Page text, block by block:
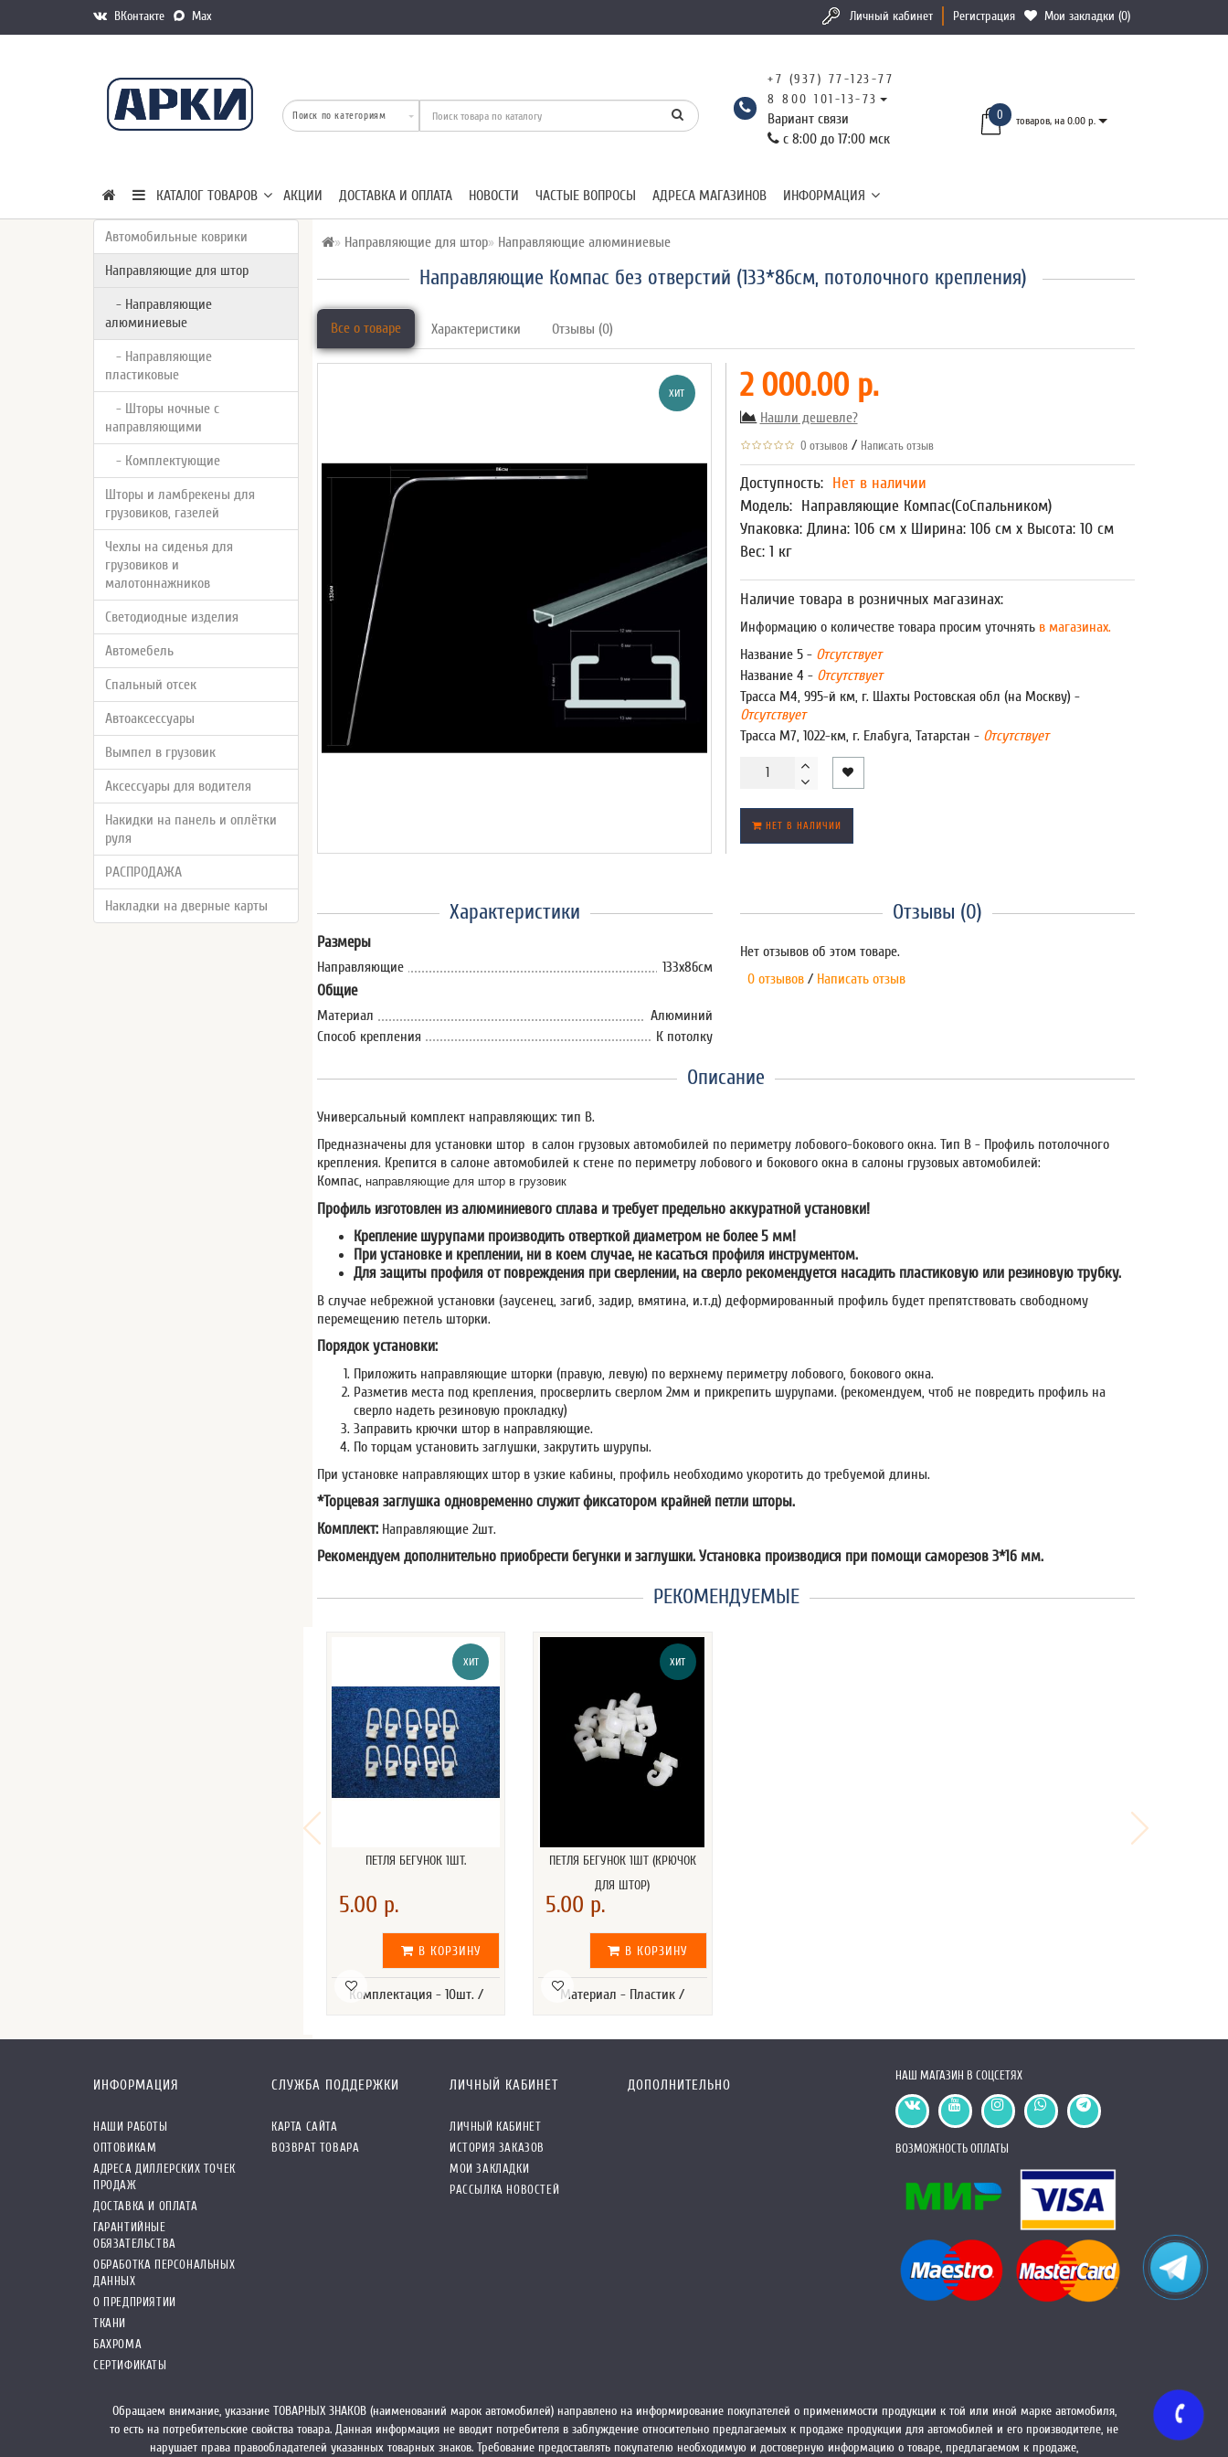
ВКонтакте Max Личный кабинет Регистрация Мои закладки (0)
+7 (937) 77-123-77
8 800 101-13-73
Вариант связи
с 8:00 до 17:00 мск
0 товаров, на 0.00 р.
КАТАЛОГ ТОВАРОВ АКЦИИ ДОСТАВКА И ОПЛАТА НОВОСТИ ЧАСТЫЕ ВОПРОСЫ АДРЕСА МАГАЗИНОВ ИНФОРМАЦИЯ
Автомобильные коврики
Направляющие для штор
- Направляющие
алюминиевые
- Направляющие
пластиковые
- Шторы ночные с
направляющими
- Комплектующие
Шторы и ламбрекены для
грузовиков, газелей
Чехлы на сиденья для
грузовиков и
малотоннажников
Светодиодные изделия
Автомебель
Спальный отсек
Автоаксессуары
Вымпел в грузовик
Аксессуары для водителя
Накидки на панель и оплётки
руля
РАСПРОДАЖА
Накладки на дверные карты
Направляющие для штор Направляющие алюминиевые
Направляющие Компас без отверстий (133*86см, потолочного крепления)
Все о товаре Характеристики Отзывы (0)
ХИТ 2 000.00 р.
Нашли дешевле?
0 отзывов / Написать отзыв
Доступность: Нет в наличии
Модель: Направляющие Компас(СоСпальником)
Упаковка: Длина: 106 см x Ширина: 106 см x Высота: 10 см
Вес: 1 кг
Наличие товара в розничных магазинах:
Информацию о количестве товара просим уточнятьв магазинах.
Название 5 - Отсутствует
Название 4 - Отсутствует
Трасса М4, 995-й км, г. Шахты Ростовская обл (на Москву) -
Отсутствует
Трасса М7, 1022-км, г. Елабуга, Татарстан - Отсутствует
НЕТ В НАЛИЧИИ
Характеристики
Размеры
Направляющие 133х86см
Общие
Материал
Алюминий
Способ крепления
К потолку
Отзывы (0)
Нет отзывов об этом товаре.
0 отзывов / Написать отзыв
Описание
Универсальный комплект направляющих: тип В.
Предназначены для установки штор в салон грузовых автомобилей по периметру лобового-бокового окна. Тип В - Профиль потолочного
крепления. Крепится в салоне автомобилей к стене по периметру лобового и бокового окна в салоны грузовых автомобилей:
Компас, направляющие для штор в грузовик
Профиль изготовлен из алюминиевого сплава и требует предельно аккуратной установки!
Крепление шурупами производить отверткой диаметром не более 5 мм!
При установке и креплении, ни в коем случае, не касаться профиля инструментом.
Для защиты профиля от повреждения при сверлении, на сверло рекомендуется насадить пластиковую или резиновую трубку.
В случае небрежной установки (заусенец, загиб, задир, вмятина, и.т.д) деформированный профиль будет препятствовать свободному
перемещению петель шторки.
Порядок установки:
Приложить направляющие шторки (правую, левую) по верхнему периметру лобового, бокового окна.
Разметив места под крепления, просверлить сверлом 2мм и прикрепить шурупами. (рекомендуем, чтоб не повредить профиль на
сверло надеть резиновую прокладку)
Заправить крючки штор в направляющие.
По торцам установить заглушки, закрутить шурупы.
При установке направляющих штор в узкие кабины, профиль необходимо укоротить до требуемой длины.
*Торцевая заглушка одновременно служит фиксатором крайней петли шторы.
Комплект: Направляющие 2шт.
Рекомендуем дополнительно приобрести бегунки и заглушки. Установка производися при помощи саморезов 3*16 мм.
РЕКОМЕНДУЕМЫЕ
ХИТ
ПЕТЛЯ БЕГУНОК 1ШТ.
5.00 р.
В КОРЗИНУ
Комплектация - 10шт. /
ХИТ
ПЕТЛЯ БЕГУНОК 1ШТ (КРЮЧОК
ДЛЯ ШТОР)
5.00 р.
В КОРЗИНУ
Материал - Пластик /
ИНФОРМАЦИЯ
НАШИ РАБОТЫ
ОПТОВИКАМ
АДРЕСА ДИЛЛЕРСКИХ ТОЧЕК
ПРОДАЖ
ДОСТАВКА И ОПЛАТА
ГАРАНТИЙНЫЕ
ОБЯЗАТЕЛЬСТВА
ОБРАБОТКА ПЕРСОНАЛЬНЫХ
ДАННЫХ
О ПРЕДПРИЯТИИ
ТКАНИ
БАХРОМА
СЕРТИФИКАТЫ
СЛУЖБА ПОДДЕРЖКИ
КАРТА САЙТА
ВОЗВРАТ ТОВАРА
ЛИЧНЫЙ КАБИНЕТ
ЛИЧНЫЙ КАБИНЕТ
ИСТОРИЯ ЗАКАЗОВ
МОИ ЗАКЛАДКИ
РАССЫЛКА НОВОСТЕЙ
ДОПОЛНИТЕЛЬНО
НАШ МАГАЗИН В СОЦСЕТЯХ
ВОЗМОЖНОСТЬ ОПЛАТЫ
Обращаем внимание, указание ТОВАРНЫХ ЗНАКОВ (наименований марок автомобилей) направлено на информирование покупателей о применимости продукции к той или иной марке автомобиля,
то есть на потребительские свойства товара. Данная информация не вводит потребителя в заблуждение относительно предлагаемых к продаже продукции для автомобилей и его производителе, не
нарушает права правообладателей указанных товарных знаков. Требование предоставлять покупателю необходимую и достоверную информацию о товаре, предлагаемом к продаже,